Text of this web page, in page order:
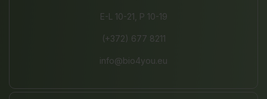
E-L 10-21, P 10-19
(+372) 677 8211
info@bio4you.eu